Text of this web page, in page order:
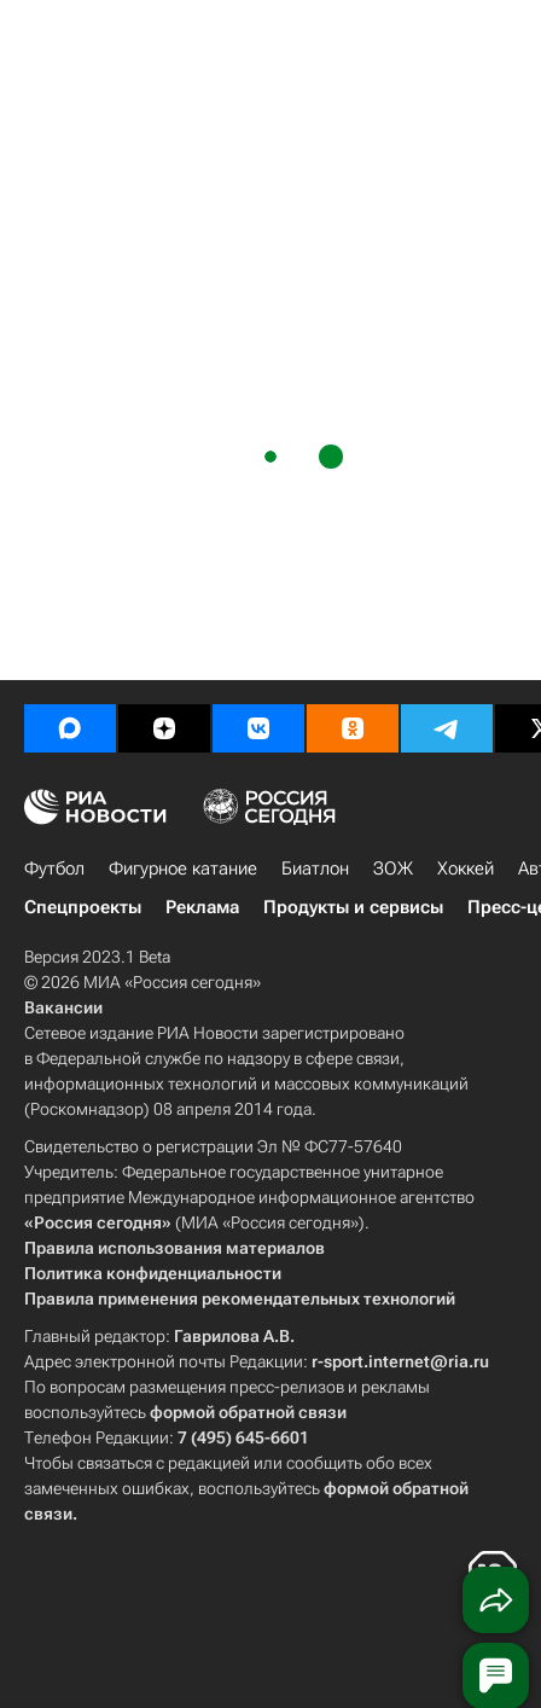
Футбол Фигурное катание Биатлон ЗОЖ Хоккей
Спецпроекты
Реклама Продукты и сервисы Пресс-
Версия 2023.1 Beta
© 2026 МИА «Россия сегодня»
Вакансии
Сетевое издание РИА Новости зарегистрировано
в Федеральной службе по надзору в сфере связи,
информационных технологий и массовых коммуникаций
(Роскомнадзор) 08 апреля 2014 года.
Свидетельство о регистрации Эл № ФС77-57640
Учредитель: Федеральное государственное унитарное
предприятие Международное информационное агентство
«Россия сегодня» (МИА «Россия сегодня»).
Правила использования материалов
Политика конфиденциальности
Правила применения рекомендательных технологий
Главный редактор: Гаврилова А.В.
Адрес электронной почты Редакции: r-sport.internet@ria.ru
По вопросам размещения пресс-релизов и рекламы
воспользуйтесьформой обратной связи
Телефон Редакции: 7 (495) 645-6601
Чтобы связаться с редакцией или сообщить обо всех
замеченных ошибках, воспользуйтесьформой обратной
связи.